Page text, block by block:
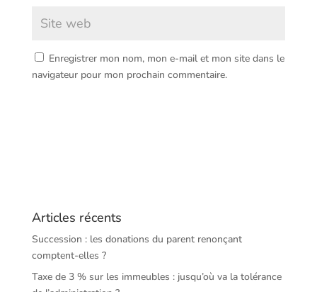
Enregistrer mon nom, mon e-mail et mon site dans le
navigateur pour mon prochain commentaire.
Articles récents
Succession : les donations du parent renonçant
comptent-elles ?
Taxe de 3 % sur les immeubles : jusqu’où va la tolérance